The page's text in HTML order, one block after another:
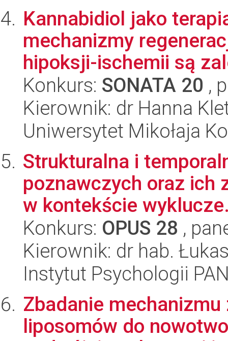
Kannabidiol jako
mechanizmy
hipoksji-ischemii są
Konkurs: SONATA 20 ,
Kierownik: dr Hanna
Uniwersytet Mikołaja
Strukturalna i
poznawczych oraz ich
w kontekście
Konkurs: OPUS 28 ,
Kierownik: dr hab.
Instytut Psychologii
Zbadanie
liposomów do